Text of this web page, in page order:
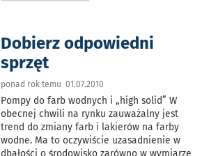
Dobierz odpowiedni
sprzęt
ponad rok temu 01.07.2010
Pompy do farb wodnych i „high solid” W
obecnej chwili na rynku zauważalny jest
trend do zmiany farb i lakierów na farby
wodne. Ma to oczywiście uzasadnienie w